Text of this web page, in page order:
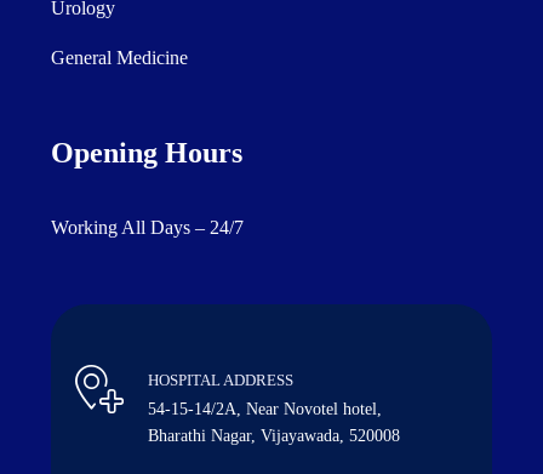
Urology
General Medicine
Opening Hours
Working All Days – 24/7
HOSPITAL ADDRESS
54-15-14/2A, Near Novotel hotel,
Bharathi Nagar, Vijayawada, 520008